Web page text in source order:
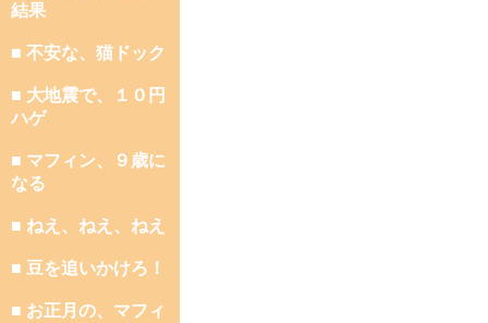
結果
■ 不安な、猫ドック
■ 大地震で、１０円
ハゲ
■ マフィン、９歳に
なる
■ ねえ、ねえ、ねえ
■ 豆を追いかけろ！
■ お正月の、マフィ